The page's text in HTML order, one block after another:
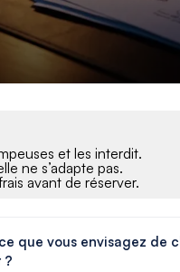
et les interdit.
ne s’adapte pas.
avant de réserver.
que vous envisagez de
?